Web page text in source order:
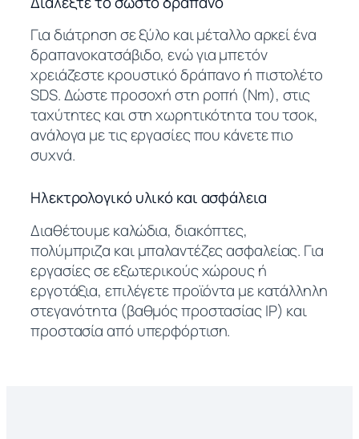
Για διάτρηση σε ξύλο και μέταλλο αρκεί ένα
δραπανοκατσάβιδο, ενώ για μπετόν
χρειάζεστε κρουστικό δράπανο ή πιστολέτο
SDS. Δώστε προσοχή στη ροπή (Nm), στις
ταχύτητες και στη χωρητικότητα του τσοκ,
ανάλογα με τις εργασίες που κάνετε πιο
συχνά.
Ηλεκτρολογικό υλικό και ασφάλεια
Διαθέτουμε καλώδια, διακόπτες,
πολύμπριζα και μπαλαντέζες ασφαλείας. Για
εργασίες σε εξωτερικούς χώρους ή
εργοτάξια, επιλέγετε προϊόντα με κατάλληλη
στεγανότητα (βαθμός προστασίας IP) και
προστασία από υπερφόρτιση.